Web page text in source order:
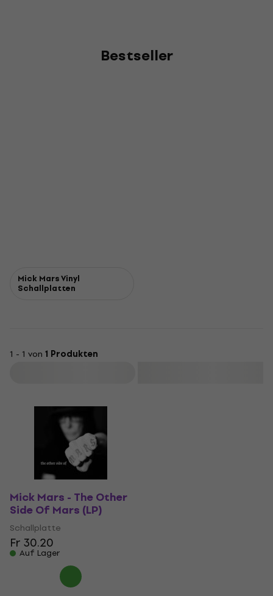
Bestseller
Mick Mars Vinyl
Schallplatten
1 - 1 von 1 Produkten
Mick Mars - The Other
Side Of Mars (LP)
Schallplatte
Fr 30.20
Auf Lager